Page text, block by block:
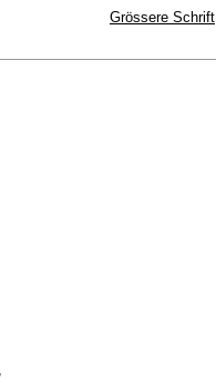
Grössere Schrift